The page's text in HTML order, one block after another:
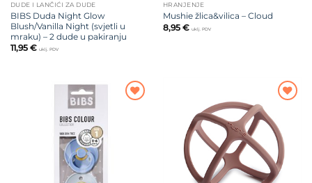
DUDE I LANČIĆI ZA DUDE
BIBS Duda Night Glow
Blush/Vanilla Night (svjetli u
mraku) – 2 dude u pakiranju
11,95 € uklj. PDV
HRANJENJE
Mushie žlica&vilica – Cloud
8,95 € uklj. PDV
na listu
želja